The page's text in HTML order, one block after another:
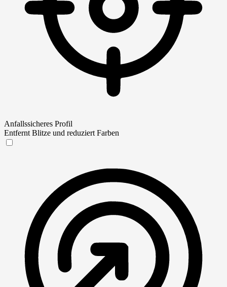
Anfallssicheres Profil
Entfernt Blitze und reduziert Farben